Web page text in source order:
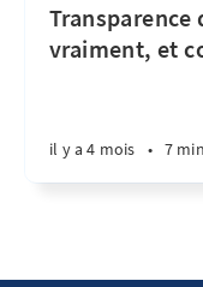
Transparence
vraiment, et
il y a 4 mois • 7